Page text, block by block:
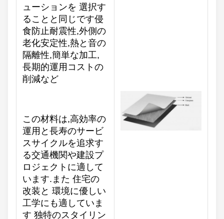
ューションを 選択す
ることと同じです侵
食防止耐震性,外側の
老化安定性,熱と音の
隔離性,簡単な加工,
長期的運用コストの
削減など
この材料は,高効率の
運用と長寿のサービ
スサイクルを追求す
る交通機関や建設プ
ロジェクトに適して
います.また 住宅の
改装と 環境に優しい
工学にも適していま
す 独特のスタイリン